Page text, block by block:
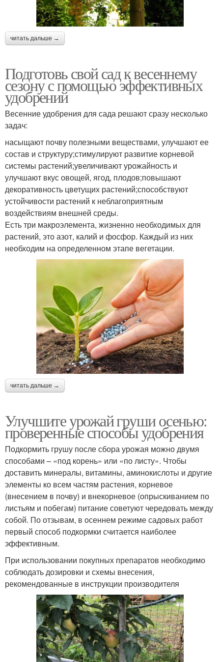
читать дальше →
Подготовь свой сад к весеннему
сезону с помощью эффективных
удобрений
Весенние удобрения для сада решают сразу несколько
задач:
насыщают почву полезными веществами, улучшают ее
состав и структуру;стимулируют развитие корневой
системы растений;увеличивают урожайность и
улучшают вкус овощей, ягод, плодов;повышают
декоративность цветущих растений;способствуют
устойчивости растений к неблагоприятным
воздействиям внешней среды.
Есть три макроэлемента, жизненно необходимых для
растений, это азот, калий и фосфор. Каждый из них
необходим на определенном этапе вегетации.
читать дальше →
Улучшите урожай груши осенью:
проверенные способы удобрения
Подкормить грушу после сбора урожая можно двумя
способами – «под корень» или «по листу». Чтобы
доставить минералы, витамины, аминокислоты и другие
элементы ко всем частям растения, корневое
(внесением в почву) и внекорневое (опрыскиванием по
листьям и побегам) питание советуют чередовать между
собой. По отзывам, в осеннем режиме садовых работ
первый способ подкормки считается наиболее
эффективным.
При использовании покупных препаратов необходимо
соблюдать дозировки и схемы внесения,
рекомендованные в инструкции производителя